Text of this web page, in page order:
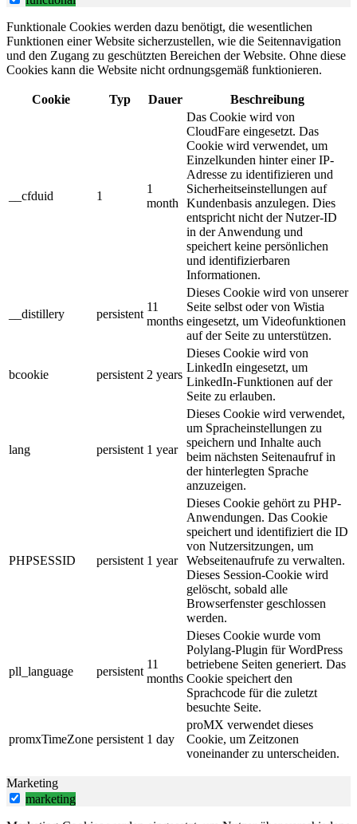
Funktionale Cookies werden dazu benötigt, die wesentlichen
Funktionen einer Website sicherzustellen, wie die Seitennavigation
und den Zugang zu geschützten Bereichen der Website. Ohne diese
Cookies kann die Website nicht ordnungsgemäß funktionieren.
Cookie Typ Dauer Beschreibung
__cfduid 1
1
month
Das Cookie wird von
CloudFare eingesetzt. Das
Cookie wird verwendet, um
Einzelkunden hinter einer IP-
Adresse zu identifizieren und
Sicherheitseinstellungen auf
Kundenbasis anzulegen. Dies
entspricht nicht der Nutzer-ID
in der Anwendung und
speichert keine persönlichen
und identifizierbaren
Informationen.
__distillery persistent
11
months
Dieses Cookie wird von unserer
Seite selbst oder von Wistia
eingesetzt, um Videofunktionen
auf der Seite zu unterstützen.
bcookie persistent 2 years
Dieses Cookie wird von
LinkedIn eingesetzt, um
LinkedIn-Funktionen auf der
Seite zu erlauben.
lang persistent 1 year
Dieses Cookie wird verwendet,
um Spracheinstellungen zu
speichern und Inhalte auch
beim nächsten Seitenaufruf in
der hinterlegten Sprache
anzuzeigen.
PHPSESSID persistent 1 year
Dieses Cookie gehört zu PHP-
Anwendungen. Das Cookie
speichert und identifiziert die ID
von Nutzersitzungen, um
Webseitenaufrufe zu verwalten.
Dieses Session-Cookie wird
gelöscht, sobald alle
Browserfenster geschlossen
werden.
pll_language persistent
11
months
Dieses Cookie wurde vom
Polylang-Plugin für WordPress
betriebene Seiten generiert. Das
Cookie speichert den
Sprachcode für die zuletzt
besuchte Seite.
promxTimeZone persistent 1 day
proMX verwendet dieses
Cookie, um Zeitzonen
voneinander zu unterscheiden.
Marketing
marketing